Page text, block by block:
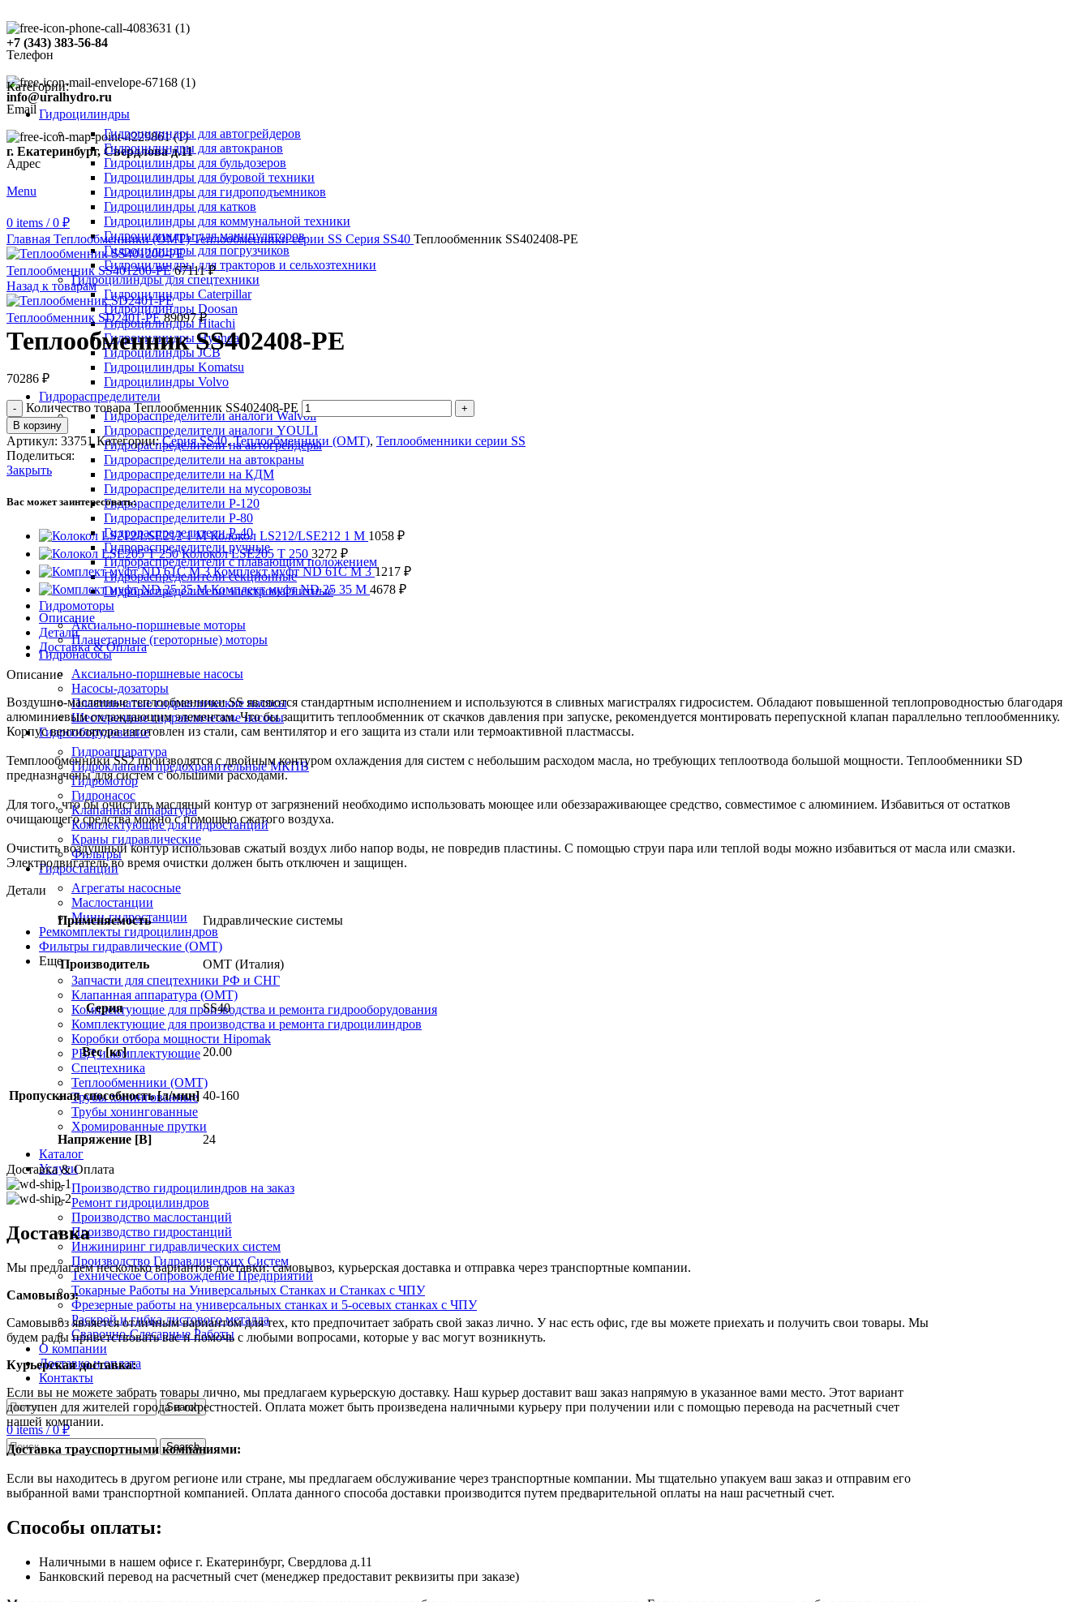
+7 (343) 383-56-84
Телефон
info@uralhydro.ru
Email
г. Екатеринбург, Свердлова д.11
Адрес
Menu
0 items / 0 ₽
Категории:
Гидроцилиндры
Гидроцилиндры для автогрейдеров
Гидроцилиндры для автокранов
Гидроцилиндры для бульдозеров
Гидроцилиндры для буровой техники
Гидроцилиндры для гидроподъемников
Гидроцилиндры для катков
Гидроцилиндры для коммунальной техники
Гидроцилиндры для манипуляторов
Гидроцилиндры для погрузчиков
Гидроцилиндры для тракторов и сельхозтехники
Гидроцилиндры для спецтехники
Гидроцилиндры Caterpillar
Гидроцилиндры Doosan
Гидроцилиндры Hitachi
Гидроцилиндры Hyundai
Гидроцилиндры JCB
Гидроцилиндры Komatsu
Гидроцилиндры Volvo
Гидрораспределители
Гидрораспределители аналоги Walvoil
Гидрораспределители аналоги YOULI
Гидрораспределители на автогрейдеры
Гидрораспределители на автокраны
Гидрораспределители на КДМ
Гидрораспределители на мусоровозы
Гидрораспределители Р-120
Гидрораспределители Р-80
Гидрораспределители Р-40
Гидрораспределители ручные
Гидрораспределители с плавающим положением
Гидрораспределители секционные
Гидрораспределители электромагнитные
Гидромоторы
Аксиально-поршневые моторы
Планетарные (героторные) моторы
Гидронасосы
Аксиально-поршневые насосы
Насосы-дозаторы
Пластинчатые гидравлические насосы
Шестеренные гидравлические насосы
Гидрооборудование
Гидроаппаратура
Гидроклапаны предохранительные МКПВ
Гидромотор
Гидронасос
Клапанная аппаратура
Комплектующие для гидростанций
Краны гидравлические
Фильтры
Гидростанции
Агрегаты насосные
Маслостанции
Мини-гидростанции
Ремкомплекты гидроцилиндров
Фильтры гидравлические (OMT)
Еще
Запчасти для спецтехники РФ и СНГ
Клапанная аппаратура (OMT)
Комплектующие для производства и ремонта гидрооборудования
Комплектующие для производства и ремонта гидроцилиндров
Коробки отбора мощности Hipomak
РВД и комплектующие
Спецтехника
Теплообменники (OMT)
Трубы хонингованные
Трубы хонингованные
Хромированные прутки
Каталог
Услуги
Производство гидроцилиндров на заказ
Ремонт гидроцилиндров
Производство маслостанций
Производство гидростанций
Инжиниринг гидравлических систем
Производство Гидравлических Систем
Техническое Сопровождение Предприятий
Токарные Работы на Универсальных Станках и Станках с ЧПУ
Фрезерные работы на универсальных станках и 5-осевых станках с ЧПУ
Раскрой и гибка листового металла
Сварочно-Слесарные Работы
О компании
Доставка и оплата
Контакты
Search
0items / 0₽
Search
Click to enlarge
Главная Теплообменники (OMT)Теплообменники серии SS Серия SS40 Теплообменник SS402408-PE
Теплообменник SS401200-PE67111₽
Назад к товарам
Теплообменник SD2401-PE89097₽
Теплообменник SS402408-PE
70286 ₽
Количество товара Теплообменник SS402408-PE
В корзину
Артикул: 33751Категории: Серия SS40, Теплообменники (OMT), Теплообменники серии SS
Поделиться:
Закрыть
Вас может заинтересовать:
Колокол LS212/LSE212 1 M 1058 ₽
Колокол LSE205 T 250 3272 ₽
Комплект муфт ND 61C M 31217 ₽
Комплект муфт ND 25 35 M 4678 ₽
Описание
Детали
Доставка & Оплата
Описание
Воздушно-маслянные теплообменники SS являются стандартным исполнением и используются в сливных магистралях гидросистем. Обладают повышенной теплопроводностью благодаря
алюминиевым охлаждающим элементам. Что бы защитить теплообменник от скачков давления при запуске, рекомендуется монтировать перепускной клапан параллельно теплообменнику.
Корпус вентилятора изготовлен из стали, сам вентилятор и его защита из стали или термоактивной пластмассы.
Темплообменники SS2 производятся с двойным контуром охлаждения для систем с небольшим расходом масла, но требующих теплоотвода большой мощности. Теплообменники SD
предназначены для систем с большими расходами.
Для того, что бы очистить масляный контур от загрязнений необходимо использовать моющее или обеззараживающее средство, совместимое с алюминием. Избавиться от остатков
очищающего средства можно с помощью сжатого воздуха.
Очистить воздушный контур использовав сжатый воздух либо напор воды, не повредив пластины. С помощью струи пара или теплой воды можно избавиться от масла или смазки.
Электродвигатель во время очистки должен быть отключен и защищен.
Детали
Применяемость Гидравлические системы
Производитель OMT (Италия)
Серия SS40
Вес [кг] 20.00
Пропускная способность [л/мин] 40-160
Напряжение [В] 24
Доставка & Оплата
Доставка
Мы предлагаем несколько вариантов доставки: самовывоз, курьерская доставка и отправка через транспортные компании.
Самовывоз:
Самовывоз является отличным вариантом для тех, кто предпочитает забрать свой заказ лично. У нас есть офис, где вы можете приехать и получить свои товары. Мы
будем рады приветствовать вас и помочь с любыми вопросами, которые у вас могут возникнуть.
Курьерская доставка:
Если вы не можете забрать товары лично, мы предлагаем курьерскую доставку. Наш курьер доставит ваш заказ напрямую в указанное вами место. Этот вариант
доступен для жителей города и окрестностей. Оплата может быть произведена наличными курьеру при получении или с помощью перевода на расчетный счет
нашей компании.
Доставка траyспортными компаниями:
Если вы находитесь в другом регионе или стране, мы предлагаем обслуживание через транспортные компании. Мы тщательно упакуем ваш заказ и отправим его
выбранной вами транспортной компанией. Оплата данного способа доставки производится путем предварительной оплаты на наш расчетный счет.
Способы оплаты:
Наличными в нашем офисе г. Екатеринбург, Свердлова д.11
Банковский перевод на расчетный счет (менеджер предоставит реквизиты при заказе)